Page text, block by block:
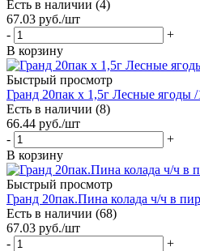
Есть в наличии (4)
67.03 руб./шт
-
+
В корзину
Быстрый просмотр
Гранд 20пак х 1,5г Лесные ягоды
Есть в наличии (8)
66.44 руб./шт
-
+
В корзину
Быстрый просмотр
Гранд 20пак.Пина колада ч/ч в
Есть в наличии (68)
67.03 руб./шт
-
+